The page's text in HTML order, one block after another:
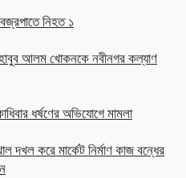
নিহত ১
আলম খোকনকে নবীনগর কল্যাণ
ধর্ষণের অভিযোগে মামলা
দখল করে মার্কেট নির্মাণ কাজ বন্ধের